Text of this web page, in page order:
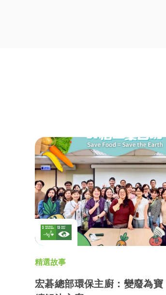
精選故事
宏碁總部環保主廚：變廢為